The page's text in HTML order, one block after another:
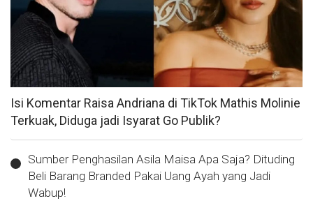
Isi Komentar Raisa Andriana di TikTok Mathis Molinie
Terkuak, Diduga jadi Isyarat Go Publik?
Sumber Penghasilan Asila Maisa Apa Saja? Dituding
Beli Barang Branded Pakai Uang Ayah yang Jadi
Wabup!